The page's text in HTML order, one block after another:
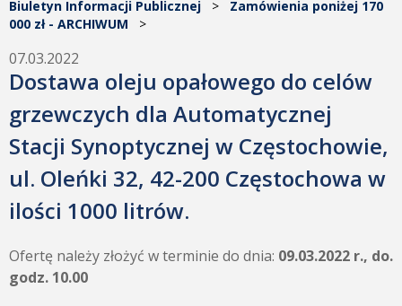
Biuletyn Informacji Publicznej > Zamówienia poniżej 170
000 zł - ARCHIWUM >
07.03.2022
Dostawa oleju opałowego do celów
grzewczych dla Automatycznej
Stacji Synoptycznej w Częstochowie,
ul. Oleńki 32, 42-200 Częstochowa w
ilości 1000 litrów.
Ofertę należy złożyć w terminie do dnia: 09.03.2022 r., do.
godz. 10.00